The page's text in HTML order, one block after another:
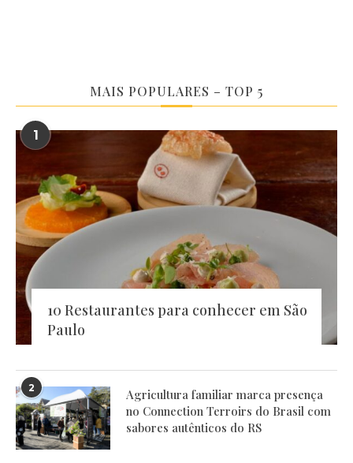
MAIS POPULARES – TOP 5
1
10 Restaurantes para conhecer em São
Paulo
2
Agricultura familiar marca presença
no Connection Terroirs do Brasil com
sabores autênticos do RS